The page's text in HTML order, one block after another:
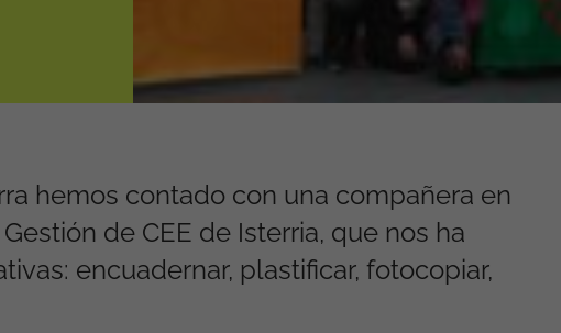
hemos contado con una compañera en
de CEE de Isterria, que nos ha
encuadernar, plastificar, fotocopiar,